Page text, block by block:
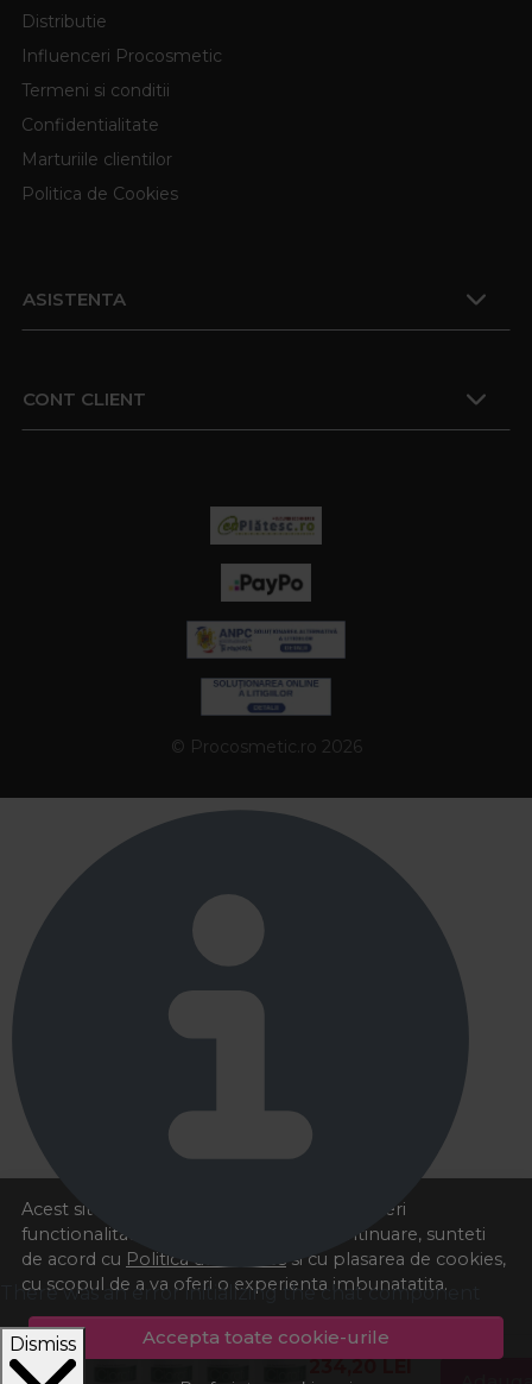
234,20LEI
Acest site foloseste cookies pentru a va oferi
functionalitatea dorita. Navigand in continuare, sunteti
de acord cu Politica de cookies si cu plasarea de cookies,
cu scopul de a va oferi o experienta imbunatatita.
Accepta toate cookie-urile
Distributie
Influenceri Procosmetic
Termeni si conditii
Confidentialitate
Marturiile clientilor
Politica de Cookies
ASISTENTA
CONT CLIENT
© Procosmetic.ro 2026
There was an error initializing the chat component
Dismiss